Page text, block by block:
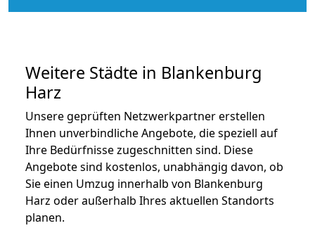
Weitere Städte in Blankenburg
Harz
Unsere geprüften Netzwerkpartner erstellen
Ihnen unverbindliche Angebote, die speziell auf
Ihre Bedürfnisse zugeschnitten sind. Diese
Angebote sind kostenlos, unabhängig davon, ob
Sie einen Umzug innerhalb von Blankenburg
Harz oder außerhalb Ihres aktuellen Standorts
planen.